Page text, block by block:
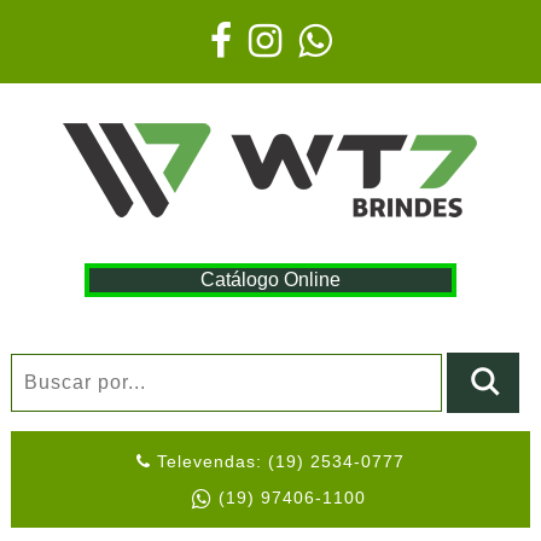
Catálogo Online
Televendas: (19) 2534-0777
(19) 97406-1100